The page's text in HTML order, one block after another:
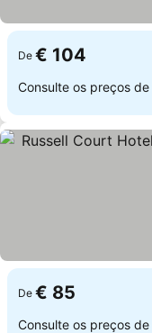
De € 104
Consulte os preços de
De € 85
Consulte os preços de